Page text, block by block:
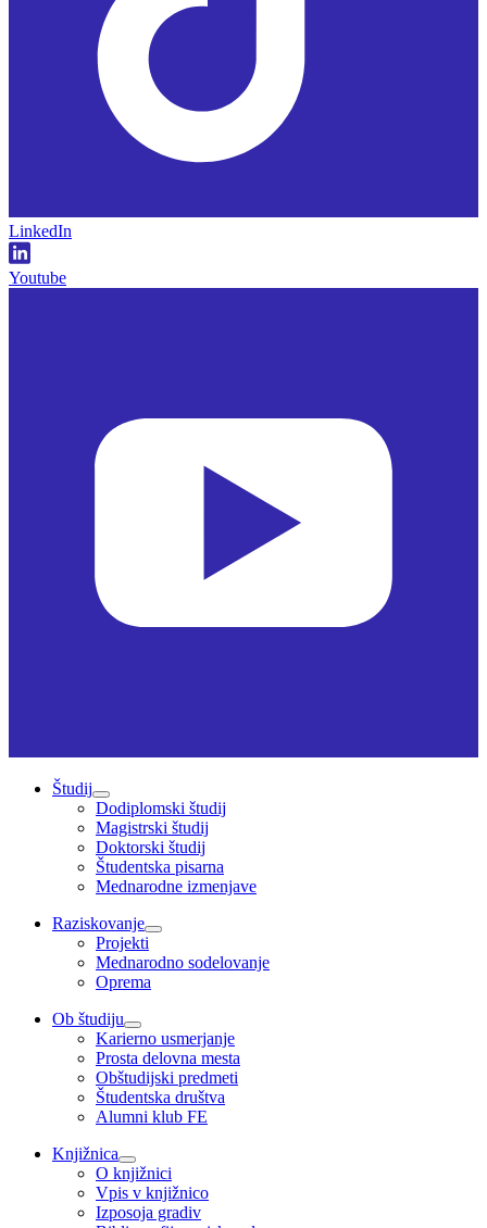
LinkedIn
Youtube
Študij
Dodiplomski študij
Magistrski študij
Doktorski študij
Študentska pisarna
Mednarodne izmenjave
Raziskovanje
Projekti
Mednarodno sodelovanje
Oprema
Ob študiju
Karierno usmerjanje
Prosta delovna mesta
Obštudijski predmeti
Študentska društva
Alumni klub FE
Knjižnica
O knjižnici
Vpis v knjižnico
Izposoja gradiv